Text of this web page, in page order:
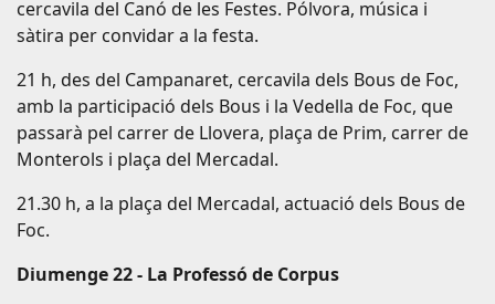
cercavila del Canó de les Festes. Pólvora, música i
sàtira per convidar a la festa.
21 h, des del Campanaret, cercavila dels Bous de Foc,
amb la participació dels Bous i la Vedella de Foc, que
passarà pel carrer de Llovera, plaça de Prim, carrer de
Monterols i plaça del Mercadal.
21.30 h, a la plaça del Mercadal, actuació dels Bous de
Foc.
Diumenge 22 - La Professó de Corpus